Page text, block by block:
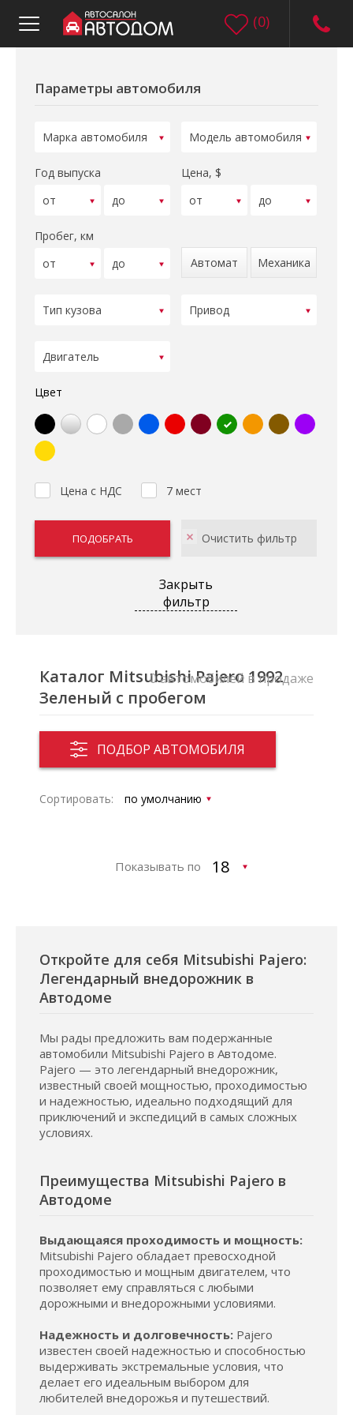
(0)
Параметры автомобиля
Год выпуска Цена, $
Пробег, км
Автомат
Механика
Цвет
Цена с НДС 7 мест
Закрыть
фильтр
Каталог Mitsubishi Pajero 1992
Зеленый с пробегом
ПОДБОР АВТОМОБИЛЯ
0 автомобилей в продаже
Сортировать:
Показывать по
Откройте для себя Mitsubishi Pajero:
Легендарный внедорожник в
Автодоме
Мы рады предложить вам подержанные
автомобили Mitsubishi Pajero в Автодоме.
Pajero — это легендарный внедорожник,
известный своей мощностью, проходимостью
и надежностью, идеально подходящий для
приключений и экспедиций в самых сложных
условиях.
Преимущества Mitsubishi Pajero в
Автодоме
Выдающаяся проходимость и мощность:
Mitsubishi Pajero обладает превосходной
проходимостью и мощным двигателем, что
позволяет ему справляться с любыми
дорожными и внедорожными условиями.
Надежность и долговечность: Pajero
известен своей надежностью и способностью
выдерживать экстремальные условия, что
делает его идеальным выбором для
любителей внедорожья и путешествий.